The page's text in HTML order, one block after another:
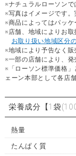
※ナチュラルローソンで
※写真はイメージです。
※商品によってはパッケ
※店舗、地域によりお取
お取り扱い地域区分
※地域により予告なく販
※一部の店舗により、発
※「ローソン標準価格
ェーン本部として各店
栄養成分 【1袋
熱量
たんぱく質